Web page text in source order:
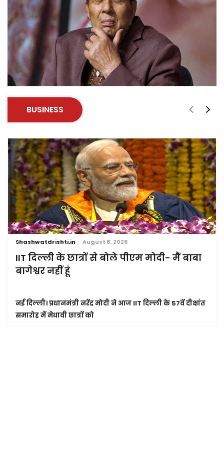
BUSINESS
Shashwatdrishti.in August 8, 2026
IIT दिल्ली के छात्रों से बोले पीएम मोदी- मैं बाबा
बागेश्वर नहीं हूं
नई दिल्ली।प्रधानमंत्री नरेंद्र मोदी ने आज IIT दिल्ली के 57वें दीक्षांत
समारोह में मेधावी छात्रों को